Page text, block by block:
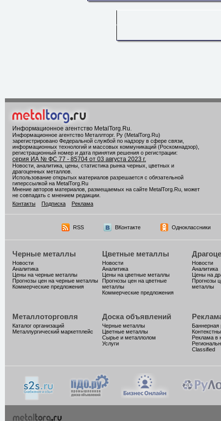
Информационное агентство MetalTorg.Ru
Информационное агентство Металлторг. Ру (MetalTorg.Ru)
зарегистрировано Федеральной службой по надзору в сфере связи,
информационных технологий и массовых коммуникаций (Роскомнадзор),
регистрационный номер и дата принятия решения о регистрации:
серия ИА № ФС 77 - 85704 от 03 августа 2023 г.
Новости, аналитика, цены, статистика рынка черных, цветных и
драгоценных металлов.
Использование открытых материалов разрешается с обязательной
гиперссылкой на MetalTorg.Ru
Мнение авторов материалов, размещаемых на сайте MetalTorg.Ru, может
не совпадать с мнением редакции.
Контакты
Подписка Реклама
RSS ВКонтакте Одноклассники
Черные металлы
Новости
Аналитика
Цены на черные металлы
Прогнозы цен на черные металлы
Коммерческие предложения
Цветные металлы
Новости
Аналитика
Цены на цветные металлы
Прогнозы цен на цветные
металлы
Коммерческие предложения
Новости
Аналитика
Цены на
Прогнозы
металлы
Металлоторговля
Каталог организаций
Металлургический маркетплейс
Доска объявлений
Черные металлы
Цветные металлы
Сырье и металлолом
Услуги
Баннерная
Реклама в
Classified